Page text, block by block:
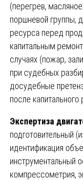
(перегрев,
поршневой группы,
ресурса перед
капитальным
случаях (пожар,
при судебных
досудебные
после капитального
Экспертиза
подготовительный
идентификация
инструментальный
компрессометрия,